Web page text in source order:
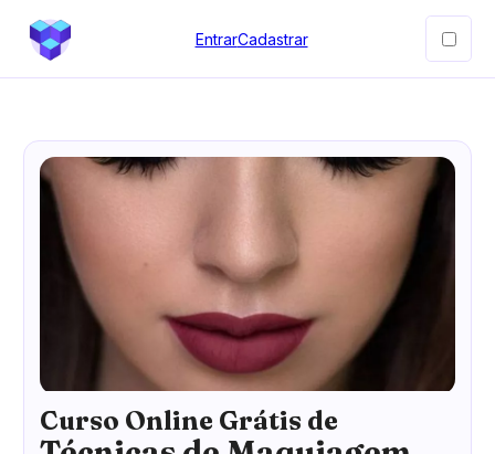
EntrarCadastrar
Curso Online Grátis de